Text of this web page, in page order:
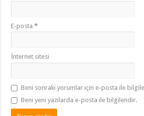
E-posta*
İnternet sitesi
Beni sonraki yorumlar için e-posta ile
Beni yeni yazılarda e-posta ile bilgilendir.